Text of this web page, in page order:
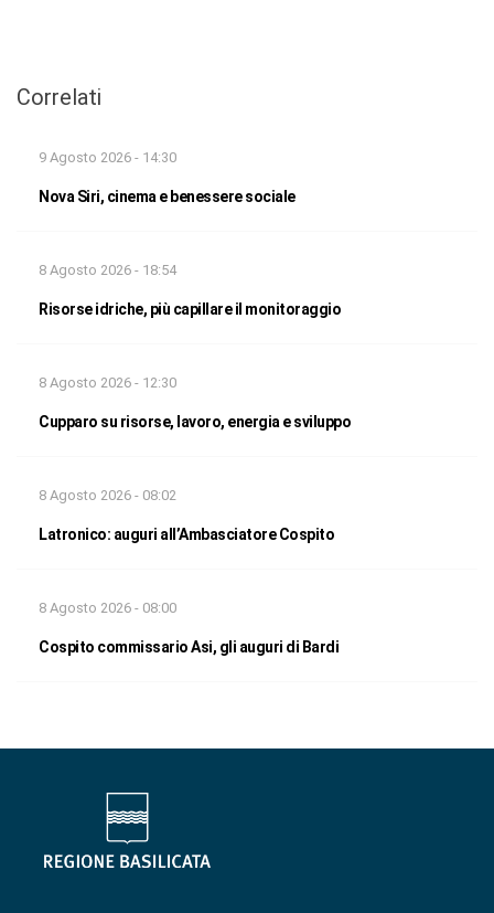
Correlati
9 Agosto 2026 - 14:30
Nova Siri, cinema e benessere sociale
8 Agosto 2026 - 18:54
Risorse idriche, più capillare il monitoraggio
8 Agosto 2026 - 12:30
Cupparo su risorse, lavoro, energia e sviluppo
8 Agosto 2026 - 08:02
Latronico: auguri all’Ambasciatore Cospito
8 Agosto 2026 - 08:00
Cospito commissario Asi, gli auguri di Bardi